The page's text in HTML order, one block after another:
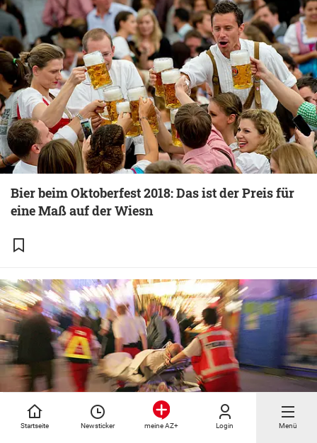
Startseite Newsticker meine AZ+ Login Menü
Bier beim Oktoberfest 2018: Das ist der Preis für
eine Maß auf der Wiesn